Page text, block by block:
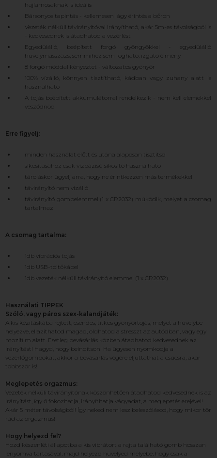
hajlamosaknak is ideális
Bársonyos tapintás - kellemesen lágy érintés a bőrön
Vezeték nélküli távirányítóval irányítható, akár 5m-es távolságból is
- kedvesednek is átadhatod a vezérlést
Egyedülálló, beépített forgó gyöngyökkel - egyedülálló
hüvelymasszázs, semmihez sem fogható, izgató élmény
8 forgó móddal kényeztet - változatos gyönyör
100% vízálló, könnyen tisztítható, kádban vagy zuhany alatt is
használható
A tojás beépített akkumulátorral rendelkezik - nem kell elemekkel
vesződnöd
Erre figyelj:
minden használat előtt és utána alaposan tisztítsd
síkosításához csak vízbázisú síkosító használható
tároláskor ügyelj arra, hogy ne érintkezzen más termékekkel
távirányító nem vízálló
távirányító gombelemmel (1 x CR2032) működik, melyet a csomag
tartalmaz
A csomag tartalma:
1db vibrációs tojás
1db USB-töltőkábel
1db vezeték nélküli távirányító elemmel (1 x CR2032)
Használati TIPPEK
Szóló, vagy páros szex-kalandjáték:
A kis kézitáskába rejtett, csendes, titkos gyönyörtojás, melyet a hüvelybe
helyezve, ellazíthatod magad, oldhatod a stresszt az autódban, vagy egy
mozifilm alatt. Esetleg bevásárlás közben átadhatod kedvesednek az
irányítást! Hagyd, hogy beindítson! Ha ügyesen nyomkodja a
vezérlőgombokat, akkor a bevásárlás végére eljuttathat a csúcsra, akár
többször is!
Meglepetés orgazmus:
Vezeték nélküli távirányítónak köszönhetően átadhatod kedvesednek is az
irányítást, így ő fokozhatja, irányíthatja vágyadat, a meglepetés erejével!
Akár 5 méter távolságból! Így neked nem lesz beleszólásod, hogy mikor tör
rád az orgazmus!
Hogy helyezd fel?
Hozd készenléti állapotba a kis vibrátort a rajta található gomb hosszan
lenyomva tartásával, majd helyezd hüvelyed mélyébe, hogy csak a